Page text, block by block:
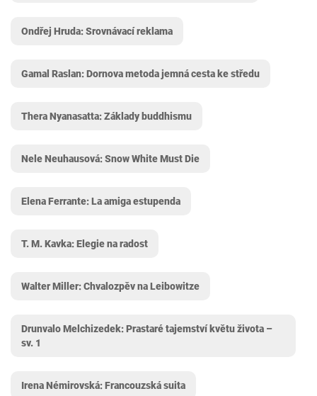
Ondřej Hruda: Srovnávací reklama
Gamal Raslan: Dornova metoda jemná cesta ke středu
Thera Nyanasatta: Základy buddhismu
Nele Neuhausová: Snow White Must Die
Elena Ferrante: La amiga estupenda
T. M. Kavka: Elegie na radost
Walter Miller: Chvalozpěv na Leibowitze
Drunvalo Melchizedek: Prastaré tajemství květu života –
sv. 1
Irena Némirovská: Francouzská suita